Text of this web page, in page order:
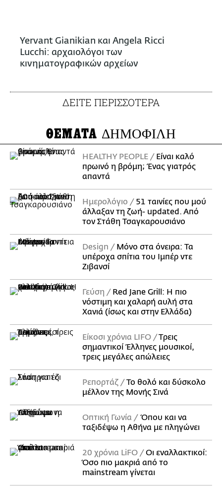
Yervant Gianikian και Angela Ricci
Lucchi: αρχαιολόγοι των
κινηματογραφικών αρχείων
ΔΕΙΤΕ ΠΕΡΙΣΣΟΤΕΡΑ
ΘΕΜΑΤΑ ΔΗΜΟΦΙΛΗ
HEALTHY PEOPLE
Είναι καλό
πρωινό η βρόμη; Ένας γιατρός
απαντά
Ημερολόγιο
51 ταινίες που μού
άλλαξαν τη ζωή- updated. Aπό
τον Στάθη Τσαγκαρουσιάνο
Design
Μόνο στα όνειρα: Τα
υπέροχα σπίτια του Ιμπέρ ντε
Ζιβανσί
Γεύση
Red Jane Grill: Η πιο
νόστιμη και χαλαρή αυλή στα
Χανιά (ίσως και στην Ελλάδα)
Είκοσι χρόνια LIFO
Tρεις
σημαντικοί Έλληνες μουσικοί,
τρεις μεγάλες απώλειες
Ρεπορτάζ
Το θολό και δύσκολο
μέλλον της Μονής Σινά
Οπτική Γωνία
Όπου και να
ταξιδέψω η Αθήνα με πληγώνει
20 χρόνια LiFO
Οι εναλλακτικοί:
Όσο πιο μακριά από το
mainstream γίνεται